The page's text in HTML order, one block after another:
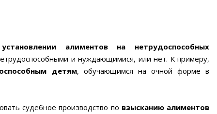
алиментов на нетрудоспособных
и нуждающимися, или нет. К примеру,
детям, обучающимся на очной форме в
судебное производство по взысканию алиментов